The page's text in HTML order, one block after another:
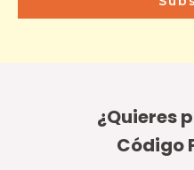
¿Quieres
Código